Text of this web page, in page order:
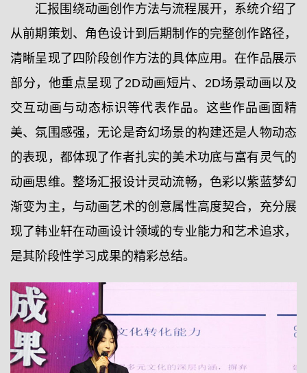
汇报围绕动画创作方法与流程展开，系统介绍了
从前期策划、角色设计到后期制作的完整创作路径，
清晰呈现了四阶段创作方法的具体应用。在作品展示
部分，他重点呈现了2D动画短片、2D场景动画以及
交互动画与动态标识等代表作品。这些作品画面精
美、氛围感强，无论是奇幻场景的构建还是人物动态
的表现，都体现了作者扎实的美术功底与富有灵气的
动画思维。整场汇报设计灵动流畅，色彩以紫蓝梦幻
渐变为主，与动画艺术的创意属性高度契合，充分展
现了韩业轩在动画设计领域的专业能力和艺术追求，
是其阶段性学习成果的精彩总结。